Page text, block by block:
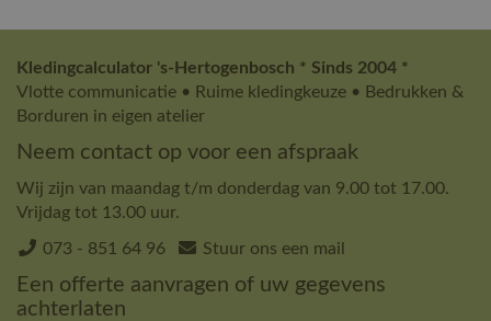
Kledingcalculator 's-Hertogenbosch * Sinds 2004 *
Vlotte communicatie • Ruime kledingkeuze • Bedrukken &
Borduren in eigen atelier
Neem contact op voor een afspraak
Wij zijn van maandag t/m donderdag van 9.00 tot 17.00.
Vrijdag tot 13.00 uur.
073 - 851 64 96 Stuur ons een mail
Een offerte aanvragen of uw gegevens
achterlaten